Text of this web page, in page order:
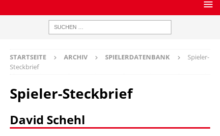
STARTSEITE ARCHIV SPIELERDATENBANK
Spieler-
Steckbrief
Spieler-Steckbrief
David Schehl